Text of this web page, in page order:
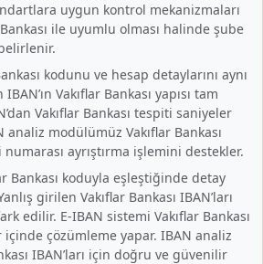
uygun kontrol mekanizmaları
Bankası ile uyumlu olması halinde şube
kodunu ve hesap detaylarını aynı
Vakıflar Bankası yapısı tam
Vakıflar Bankası tespiti saniyeler
analiz modülümüz Vakıflar Bankası
ayrıştırma işlemini destekler.
Bankası koduyla eşleştiğinde detay
girilen Vakıflar Bankası IBAN’ları
edilir. E-IBAN sistemi Vakıflar Bankası
içinde çözümleme yapar. IBAN analiz
IBAN’ları için doğru ve güvenilir